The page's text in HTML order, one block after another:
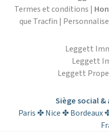
Termes et conditions |
que Tracfin |
Leggett
Leggett
Leggett
Siège social &
Paris ✤ Nice ✤ Bordeaux